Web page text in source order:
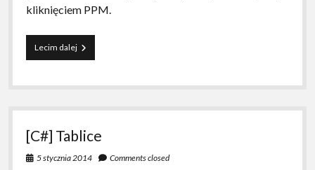
kliknięciem PPM.
Lecim dalejPersonalizacja
systemu
–
piatkosia
[C#] Tablice
5 stycznia 2014 Comments closed